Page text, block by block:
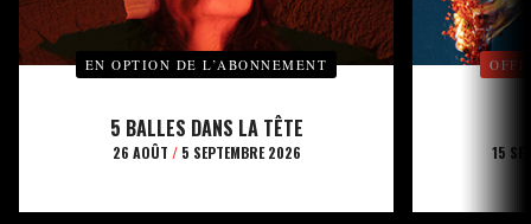
EN OPTION DE L’ABONNEMENT
5 BALLES DANS LA TÊTE
26 AOÛT /5 SEPTEMBRE 2026 15